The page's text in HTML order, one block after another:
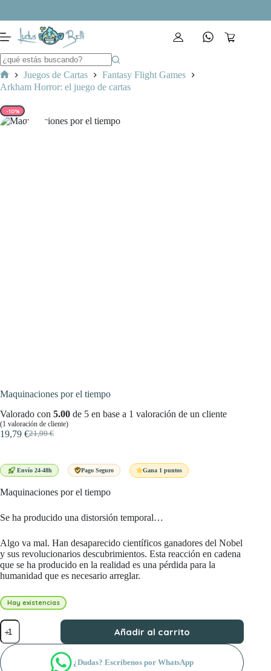
contenido
Carro
Inicio
Juegos de Cartas
Fantasy Flight Games
Arkham Horror: el juego de cartas
-10%
Maquinaciones por el tiempo
Valorado con 5.00 de 5 en base a 1 valoración de un cliente
(1 valoración de cliente)
21,99€
El
era:
19,79 €El
es:
Envío 24-48h Pago Seguro Gana 1 puntos
Maquinaciones por el tiempo
Se ha producido una distorsión temporal…
Algo va mal. Han desaparecido científicos ganadores del Nobel
y sus revolucionarios descubrimientos. Esta reacción en cadena
que se ha producido en la realidad es una pérdida para la
humanidad que es necesario arreglar.
Hay existencias
Maquinaciones
por
el
tiempo
cantidad
Añadir al carrito
¿Dudas? Escríbenos por WhatsApp